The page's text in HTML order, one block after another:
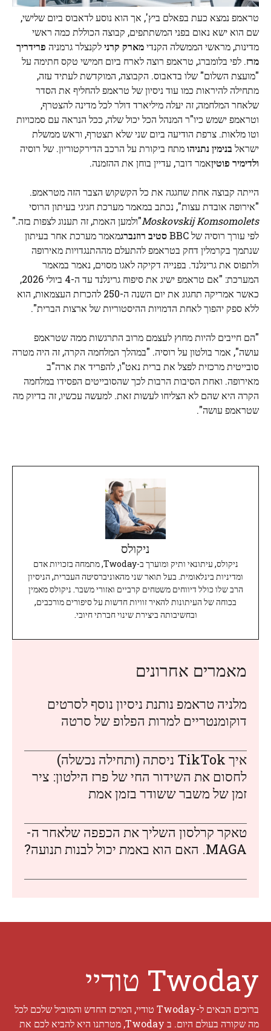
טראמפ נמצא כעת בפאלם ביץ', אך הוא נוסע לדאבוס ביום שלישי,
שם הוא ישא נאום בפני המשתתפים, קבוצה הכוללת כמה ראשי
מדינות, מראשי הממשלה הקנדימארק קרנילקנצלר גרמניה פרידריך
מרז. לפי בלומברג, טראמפ רוצה לארח ביום חמישי טקס חתימה על
"מועצת השלום" שלו בדאבוס. הקבוצה, המוקדשת לעתיד עזה,
מתחילה להיראות כמו עוד ניסיון של טראמפ להחליף את הסדר
שלאחר המלחמה; זה יעלה מיליארד דולר לכל מדינה להצטרף,
וטראמפ ישמש כיו"ר המנהל הכל יכול שלה, ככל הנראה עם סמכויות
וטו מלאות. צרפת הודיעה ביום שני שלא תצטרף, וראש ממשלת
ישראל בנימין נתניהומתח ביקורת על הרכב הדירקטוריון. של רוסיה
ולדימיר פוטיןאמר דובר, עדיין בוחן את ההזמנה.
הייתה קבוצה אחת שחגגה את כל הקשקוש הצבר הזה מטראמפ.
"אירופה אובדת עצות", נכתב במאמר מערכת חגיגי בעיתון הרוסי
Moskovskij Komsomolets"ולמען האמת, זה תענוג לצפות בזה."
לפי עורך רוסיה של BBC
סטיב רוזנברגמאמר מערכת אחר בעיתון
שנתמך בקרמלין דחק בטראמפ להתעלם מההתנגדויות מאירופה
ולתפוס את גרינלנד. בפנייה דקיקה לאגו מסוים, נאמר במאמר
המערכת: "אם טראמפ ישיג את סיפוח גרינלנד עד ה-4 ביולי 2026,
כאשר אמריקה תחגוג את יום השנה ה-250 להכרזת העצמאות, הוא
ללא ספק יהפוך לאחת הדמויות ההיסטוריות של ארצות הברית".
"הם חייבים להיות מחוץ לעצמם מרוב התרגשות ממה שטראמפ
עושה", אמר בולטון על רוסיה. "במהלך המלחמה הקרה, זה היה מטרה
סובייטית מרכזית לפצל את ברית נאט"ו, להפריד את ארה"ב
מאירופה. ואחת הסיבות הרבות לכך שהסובייטים הפסידו במלחמה
הקרה היא שהם לא הצליחו לעשות זאת. למעשה עכשיו, זה בדיוק מה
שטראמפ עושה".
ניקולס
ניקולס, עיתונאי ותיק ומוערך ב-Twoday, מתמחה בזכויות אדם
ומדיניות בינלאומית. בעל תואר שני מהאוניברסיטה העברית, הניסיון
הרב שלו כולל דיווחים משטחים קרביים ואזורי משבר. ניקולס מאמין
בכוחה של העיתונות להאיר זוויות חדשות על סיפורים מורכבים,
ובחשיבותה ביצירת שינוי חברתי חיובי.
מאמרים אחרונים
מלניה טראמפ נותנת ניסיון נוסף לסרטים
דוקומנטריים למרות הפלופ של סרטה
איך TikTok ניסתה (ותחילה נכשלה)
לחסום את השידור החי של פרז הילטון: ציר
זמן של משבר ששודר בזמן אמת
טאקר קרלסון השליך את הכפפה שלאחר ה-
MAGA. האם הוא באמת יכול לבנות תנועה?
Twoday טודיי
ברוכים הבאים ל-Twoday טודיי, המרכז החדש והמוביל שלכם לכל
מה שקורה בעולם היום. ב Twoday, מטרתנו היא להביא לכם את